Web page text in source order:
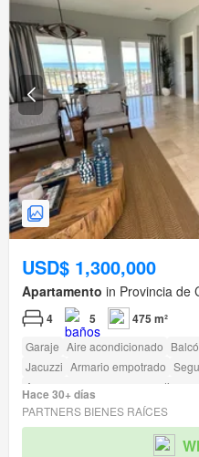
USD$ 1,300,000
Apartamento in Provincia de
4 5 475 m²
Garaje Aire acondicionado
Jacuzzi Armario empotrado
Acceso para personas con
Hace 30+ días
PARTNERS BIENES RAÍCES